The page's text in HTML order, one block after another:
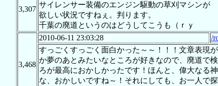
3,307
サイレンサー装備のエンジン駆動の草刈マシンが
欲しい状況ですねぇ。判ります。
千葉の廃道というのはどうしてこうも（ｒｙ
3,468
2010-06-11 23:03:28
/
すっごくすっごく面白かった～～！！！文章表現
か夢のあとみたいなところが好きなので、廃道で
ろが最高におかしかったです！ほんと、偉大なる
な、おかしいですね～！それにしても、お一人で